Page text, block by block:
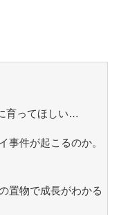
育ってほしい…
事件が起こるのか。
置物で成長がわかる